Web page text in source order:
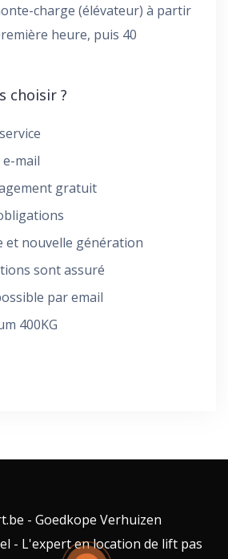
charge (élévateur) à partir
heure, puis 40
choisir ?
e-mail
gratuit
et nouvelle génération
sont assuré
par email
400KG
- Goedkope Verhuizen
- L'expert en location de lift pas